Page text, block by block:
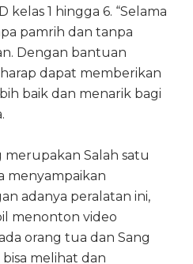
kelas 1 hingga 6. “Selama
pamrih dan tanpa
Dengan bantuan
dapat memberikan
baik dan menarik bagi
merupakan Salah satu
menyampaikan
adanya peralatan ini,
menonton video
orang tua dan Sang
bisa melihat dan